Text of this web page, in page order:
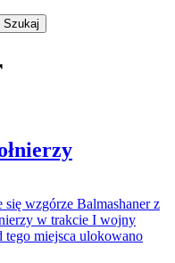
wzgórze Balmashaner z
w trakcie I wojny
tego miejsca ulokowano